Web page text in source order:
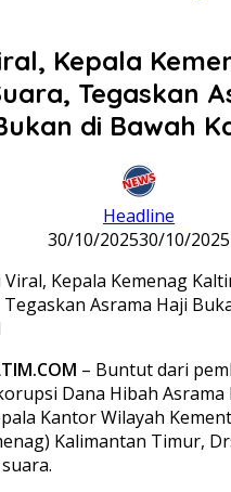
Kepala
Tegaskan
di Bawah
Headline
30/10/202530/10/2025
– Buntut dari
Dana Hibah Asrama
Kantor Wilayah
Kalimantan Timur,